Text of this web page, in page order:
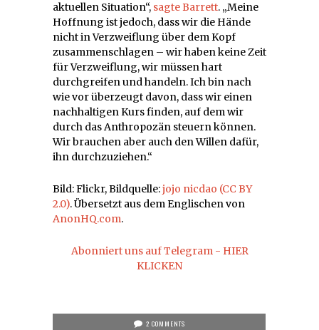
aktuellen Situation“, sagte Barrett. „Meine
Hoffnung ist jedoch, dass wir die Hände
nicht in Verzweiflung über dem Kopf
zusammenschlagen – wir haben keine Zeit
für Verzweiflung, wir müssen hart
durchgreifen und handeln. Ich bin nach
wie vor überzeugt davon, dass wir einen
nachhaltigen Kurs finden, auf dem wir
durch das Anthropozän steuern können.
Wir brauchen aber auch den Willen dafür,
ihn durchzuziehen.“
Bild: Flickr, Bildquelle:jojo nicdao (CC BY
2.0). Übersetzt aus dem Englischen von
AnonHQ.com.
Abonniert uns auf Telegram - HIER
KLICKEN
2 COMMENTS